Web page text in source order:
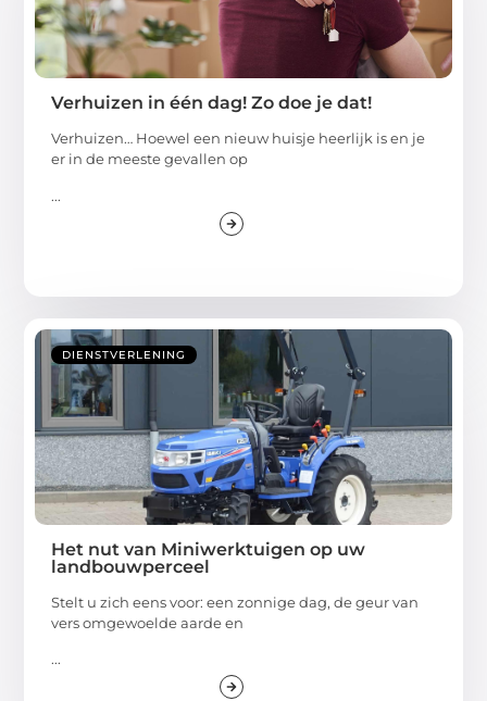
Verhuizen in één dag! Zo doe je dat!
Verhuizen… Hoewel een nieuw huisje heerlijk is en je
er in de meeste gevallen op
...
DIENSTVERLENING
Het nut van Miniwerktuigen op uw
landbouwperceel
Stelt u zich eens voor: een zonnige dag, de geur van
vers omgewoelde aarde en
...